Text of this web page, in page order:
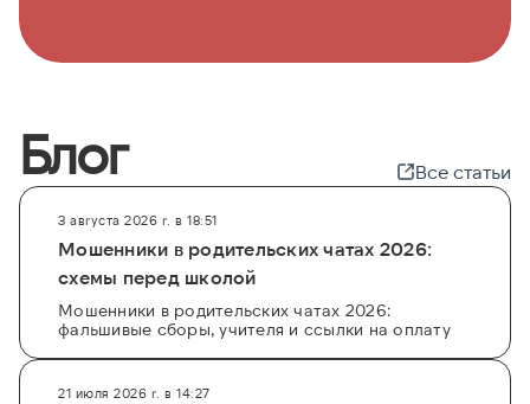
Блог Все статьи
3 августа 2026 г. в 18:51
Мошенники в родительских чатах 2026:
схемы перед школой
Мошенники в родительских чатах 2026:
фальшивые сборы, учителя и ссылки на оплату
21 июля 2026 г. в 14:27